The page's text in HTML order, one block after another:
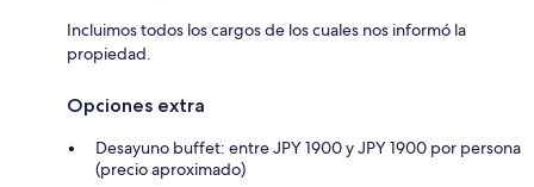
Incluimos todos los cargos de los cuales nos informó la
propiedad.
Opciones extra
Desayuno buffet: entre JPY 1900 y JPY 1900 por persona
(precio aproximado)